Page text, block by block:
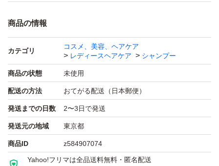
商品の情報
カテゴリ
コスメ、美容、ヘアケア
レディースヘアケア
シャンプー
商品の状態 未使用
配送の方法 おてがる配送（日本郵便）
発送までの日数 2〜3日で発送
発送元の地域 東京都
商品ID z584907074
Yahoo!フリマは全品送料無料・匿名配送